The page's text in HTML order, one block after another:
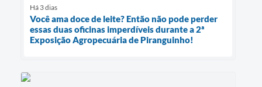
Há 3 dias
Você ama doce de leite? Então não pode perder
essas duas oficinas imperdíveis durante a 2ª
Exposição Agropecuária de Piranguinho!